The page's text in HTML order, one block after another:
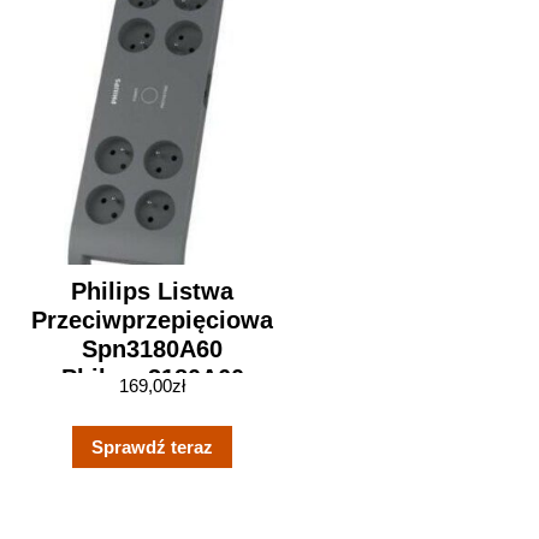
Philips Listwa
Przeciwprzepięciowa
Spn3180A60
Philspn3180A60
169,00zł
Sprawdź teraz